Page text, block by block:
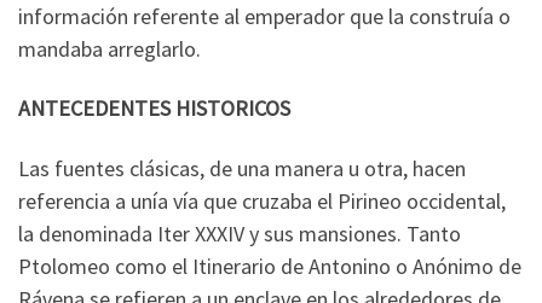
información referente al emperador que la construía o
mandaba arreglarlo.
ANTECEDENTES HISTORICOS
Las fuentes clásicas, de una manera u otra, hacen
referencia a unía vía que cruzaba el Pirineo occidental,
la denominada Iter XXXIV y sus mansiones. Tanto
Ptolomeo como el Itinerario de Antonino o Anónimo de